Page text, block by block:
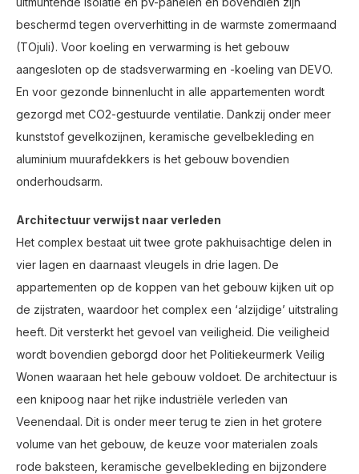
beschermd tegen oververhitting in de warmste zomermaand
(TOjuli). Voor koeling en verwarming is het gebouw
aangesloten op de stadsverwarming en -koeling van DEVO.
En voor gezonde binnenlucht in alle appartementen wordt
gezorgd met CO2-gestuurde ventilatie. Dankzij onder meer
kunststof gevelkozijnen, keramische gevelbekleding en
aluminium muurafdekkers is het gebouw bovendien
onderhoudsarm.
Architectuur verwijst naar verleden
Het complex bestaat uit twee grote pakhuisachtige delen in
vier lagen en daarnaast vleugels in drie lagen. De
appartementen op de koppen van het gebouw kijken uit op
de zijstraten, waardoor het complex een ‘alzijdige’ uitstraling
heeft. Dit versterkt het gevoel van veiligheid. Die veiligheid
wordt bovendien geborgd door het Politiekeurmerk Veilig
Wonen waaraan het hele gebouw voldoet. De architectuur is
een knipoog naar het rijke industriële verleden van
Veenendaal. Dit is onder meer terug te zien in het grotere
volume van het gebouw, de keuze voor materialen zoals
rode baksteen, keramische gevelbekleding en bijzondere